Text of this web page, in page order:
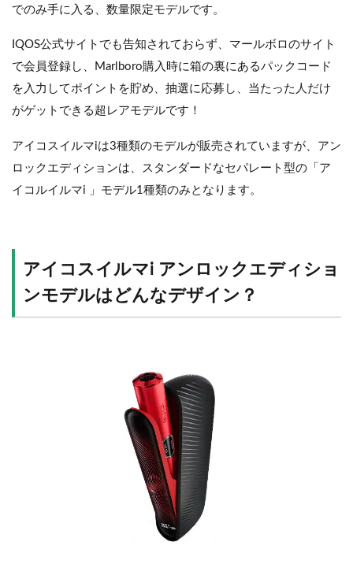
でのみ手に入る、数量限定モデルです。
IQOS公式サイトでも告知されておらず、マールボロのサイト
で会員登録し、Marlboro購入時に箱の裏にあるパックコード
を入力してポイントを貯め、抽選に応募し、当たった人だけ
がゲットできる超レアモデルです！
アイコスイルマiは3種類のモデルが販売されていますが、アン
ロックエディションは、スタンダードなセパレート型の「ア
イコルイルマi 」モデル1種類のみとなります。
アイコスイルマi アンロックエディショ
ンモデルはどんなデザイン？